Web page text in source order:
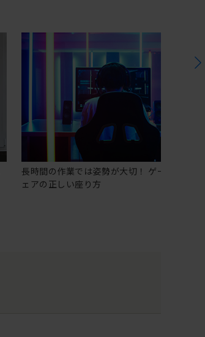
長時間の作業では姿勢が大切！ ゲーミングチ
ェアの正しい座り方